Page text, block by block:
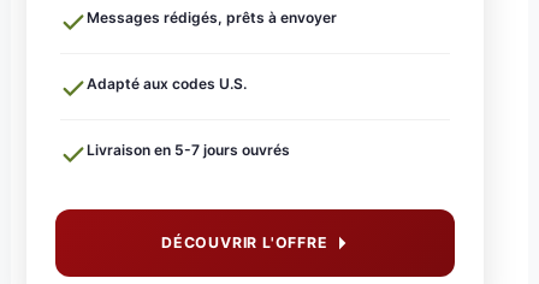
Messages rédigés, prêts à envoyer
Adapté aux codes U.S.
Livraison en 5-7 jours ouvrés
DÉCOUVRIR L'OFFRE